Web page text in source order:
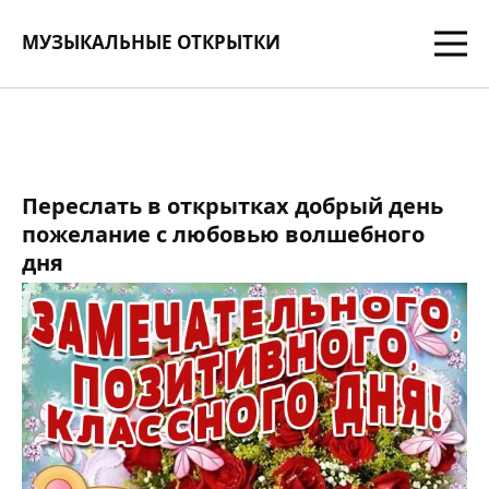
МУЗЫКАЛЬНЫЕ ОТКРЫТКИ
Переслать в открытках добрый день
пожелание с любовью волшебного
дня